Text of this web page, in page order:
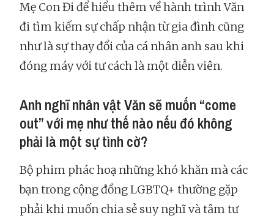
Mẹ Con Đi để hiểu thêm về hành trình Văn
đi tìm kiếm sự chấp nhận từ gia đình cũng
như là sự thay đổi của cá nhân anh sau khi
đóng máy với tư cách là một diễn viên.
Anh nghĩ nhân vật Văn sẽ muốn “come
out” với mẹ như thế nào nếu đó không
phải là một sự tình cờ?
Bộ phim phác hoạ những khó khăn mà các
bạn trong cộng đồng LGBTQ+ thường gặp
phải khi muốn chia sẻ suy nghĩ và tâm tư